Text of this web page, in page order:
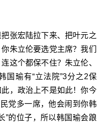
张宏陆拉下来、把叶元之
朱立伦要选党主席？我们
这个都保不住？朱立伦、
国瑜有“立法院”3分之2保
，政治上不是如此！你今
党多一席，他会闹到你韩
”的位子，所以韩国瑜会踉